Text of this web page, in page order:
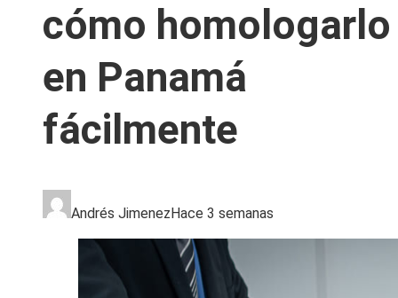
cómo homologarlo
en Panamá
fácilmente
Andrés Jimenez Hace 3 semanas